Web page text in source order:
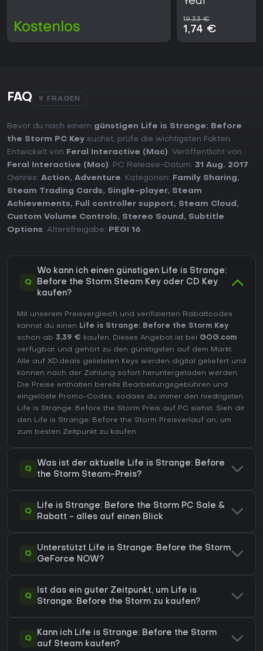
Kostenlos
19,33 €
1,74 €
FAQ 9 FRAGEN
Bevor du nach einem günstigen Life is Strange: Before
the Storm PC Key suchst, prüfe die wichtigsten Fakten.
Entwickelt von
Feral Interactive (Mac). Veröffentlicht von
Feral Interactive (Mac). PC Release-Datum: 31 Aug. 2017.
Genres: Action, Adventure. Kategorien: Family Sharing,
Steam Trading Cards, Single-player, Steam
Achievements, Full controller support, Steam Cloud ,
Custom Volume Controls, Stereo Sound , Subtitle
Options. Altersfreigabe: PEGI 16.
Q
Wo kann ich einen günstigen Life is Strange:
Before the Storm Steam Key oder CD Key
kaufen?
Mit unserem Preisvergleich und verifizierten Rabattcodes
kannst du einen Life is Strange: Before the Storm Key
schon ab 3,39 € kaufen. Dieses Angebot ist bei GOG.com
verfügbar und gehört zu den günstigsten auf dem Markt.
Alle auf XD.deals gelisteten Keys werden digital geliefert und
können nach der Zahlung sofort heruntergeladen werden.
Die Preise enthalten bereits Bearbeitungsgebühren und
eingelöste Promo-Codes, sodass du immer den niedrigsten
Life is Strange: Before the Storm Preis auf PC siehst. Sieh dir
den Life is Strange: Before the Storm Preisverlauf an, um
zum besten Zeitpunkt zu kaufen.
Q
Was ist der aktuelle Life is Strange: Before
the Storm Steam-Preis?
Q
Life is Strange: Before the Storm PC Sale &
Rabatt - alles auf einen Blick
Q
Unterstützt Life is Strange: Before the Storm
GeForce NOW?
Q
Ist das ein guter Zeitpunkt, um Life is
Strange: Before the Storm zu kaufen?
Q
Kann ich Life is Strange: Before the Storm
auf Steam kaufen?